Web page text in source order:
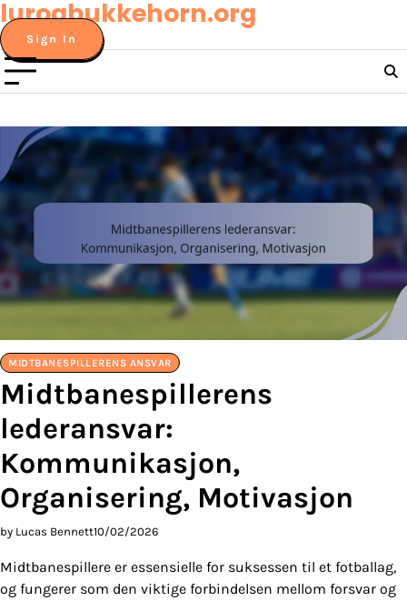
Skip
to
content
lurogbukkehorn.org
Sign In
MIDTBANESPILLERENS ANSVAR
Midtbanespillerens
lederansvar:
Kommunikasjon,
Organisering, Motivasjon
by Lucas Bennett10/02/2026
Midtbanespillere er essensielle for suksessen til et fotballag,
og fungerer som den viktige forbindelsen mellom forsvar og